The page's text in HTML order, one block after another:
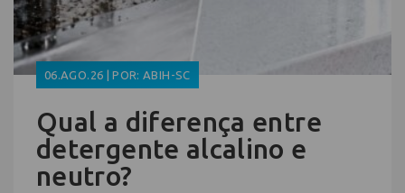
06.AGO.26 | POR: ABIH-SC
Qual a diferença entre
detergente alcalino e
neutro?